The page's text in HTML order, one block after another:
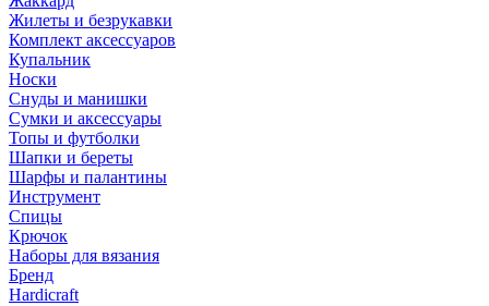
Жилеты и безрукавки
Комплект аксессуаров
Купальник
Носки
Снуды и манишки
Сумки и аксессуары
Топы и футболки
Шапки и береты
Шарфы и палантины
Инструмент
Спицы
Крючок
Наборы для вязания
Бренд
Hardicraft